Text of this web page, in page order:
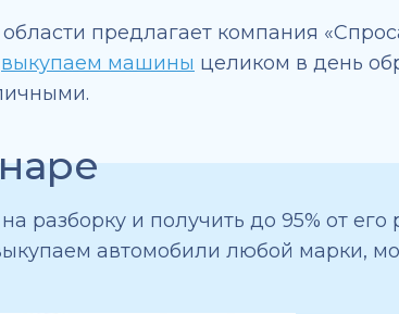
предлагает компания
выкупаем машины целиком в день
разборку и получить до 95% от его
автомобили любой марки,